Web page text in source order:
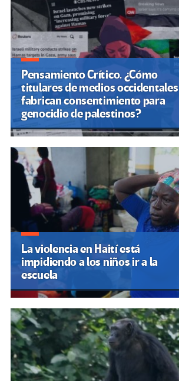
Pensamiento Crítico. ¿Cómo
titulares de medios occidentales
fabrican consentimiento para
genocidio de palestinos?
La violencia en Haití está
impidiendo a los niños ir a la
escuela